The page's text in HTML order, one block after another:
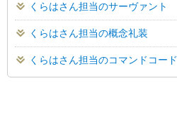
くらはさん担当のサーヴァント
くらはさん担当の概念礼装
くらはさん担当のコマンドコード